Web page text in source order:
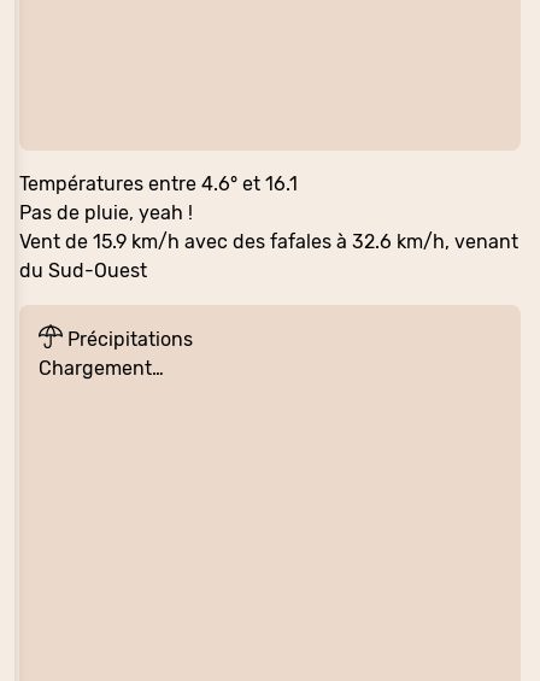
Températures entre 4.6° et 16.1
Pas de pluie, yeah !
Vent de 15.9 km/h avec des fafales à 32.6 km/h, venant
du Sud-Ouest
Précipitations
Chargement…